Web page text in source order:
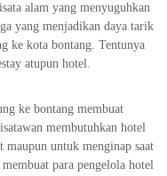
alam yang menyuguhkan
yang menjadikan daya tarik
ke kota bontang. Tentunya
atupun hotel.
ke bontang membuat
membutuhkan hotel
maupun untuk menginap saat
para pengelola hotel